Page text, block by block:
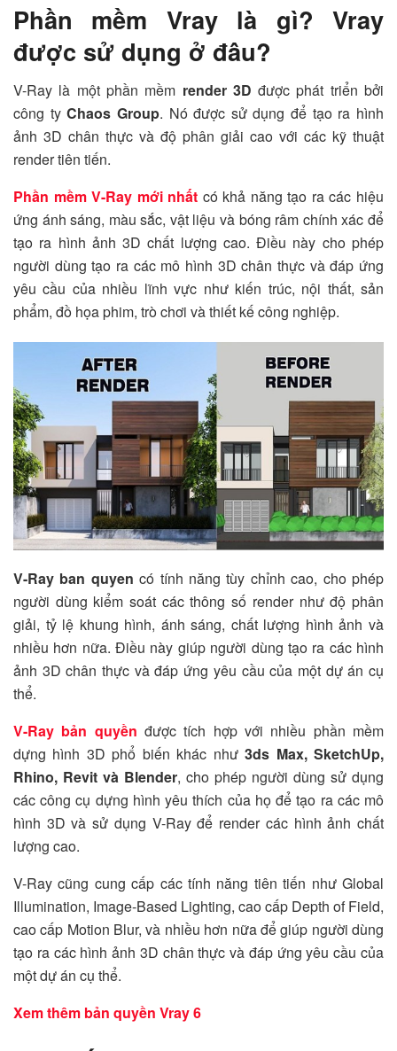
Phần mềm Vray là gì? Vray
được sử dụng ở đâu?
V-Ray là một phần mềm render 3D được phát triển bởi
công tyChaos Group. Nó được sử dụng để tạo ra hình
ảnh 3D chân thực và độ phân giải cao với các kỹ thuật
render tiên tiến.
Phần mềm V-Ray mới nhất có khả năng tạo ra các hiệu
ứng ánh sáng, màu sắc, vật liệu và bóng râm chính xác để
tạo ra hình ảnh 3D chất lượng cao. Điều này cho phép
người dùng tạo ra các mô hình 3D chân thực và đáp ứng
yêu cầu của nhiều lĩnh vực như kiến trúc, nội thất, sản
phẩm, đồ họa phim, trò chơi và thiết kế công nghiệp.
V-Ray ban quyen có tính năng tùy chỉnh cao, cho phép
người dùng kiểm soát các thông số render như độ phân
giải, tỷ lệ khung hình, ánh sáng, chất lượng hình ảnh và
nhiều hơn nữa. Điều này giúp người dùng tạo ra các hình
ảnh 3D chân thực và đáp ứng yêu cầu của một dự án cụ
thể.
V-Ray bản quyền được tích hợp với nhiều phần mềm
dựng hình 3D phổ biến khác như3ds Max, SketchUp,
Rhino, Revit và Blender, cho phép người dùng sử dụng
các công cụ dựng hình yêu thích của họ để tạo ra các mô
hình 3D và sử dụng V-Ray để render các hình ảnh chất
lượng cao.
V-Ray cũng cung cấp các tính năng tiên tiến như Global
Illumination, Image-Based Lighting, cao cấp Depth of Field,
cao cấp Motion Blur, và nhiều hơn nữa để giúp người dùng
tạo ra các hình ảnh 3D chân thực và đáp ứng yêu cầu của
một dự án cụ thể.
Xem thêm bản quyền Vray 6